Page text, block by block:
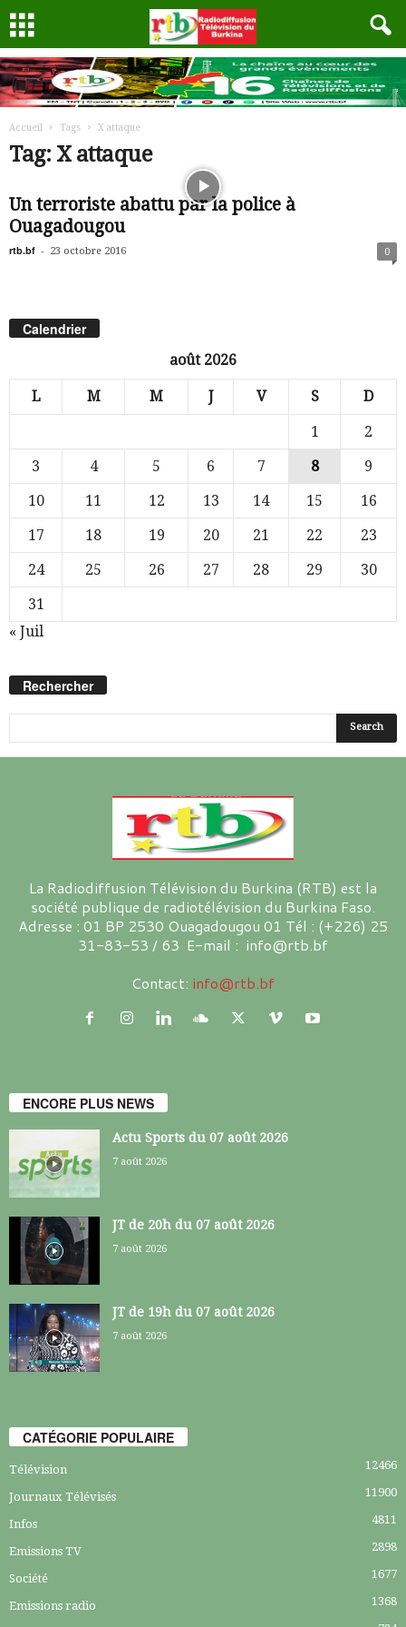
Accueil Tags X attaque
Tag: X attaque
Un terroriste abattu par la police à
Ouagadougou
rtb.bf - 23 octobre 2016 0
Calendrier
août 2026
L M M J V S D
1
2
3
4 5 6 7 8
9
10
11 12 13 14 15
16
17
18 19 20 21 22
23
24
25 26 27 28 29
30
31
« Juil
Rechercher
La Radiodiffusion Télévision du Burkina (RTB) est la
société publique de radiotélévision du Burkina Faso.
Adresse : 01 BP 2530 Ouagadougou 01 Tél : (+226) 25
31-83-53 / 63 E-mail : info@rtb.bf
Contact: info@rtb.bf
ENCORE PLUS NEWS
Actu Sports du 07 août 2026
7 août 2026
JT de 20h du 07 août 2026
7 août 2026
JT de 19h du 07 août 2026
7 août 2026
CATÉGORIE POPULAIRE
Télévision 12466
Journaux Télévisés 11900
Infos 4811
Emissions TV 2898
Société 1677
Emissions radio 1368